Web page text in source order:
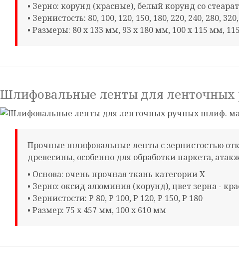
• Зерно: корунд (красные), белый корунд со
• Зернистость: 80, 100, 120, 150, 180, 220, 240, 280,
• Размеры: 80 х 133 мм, 93 х 180 мм, 100 х 115 мм,
Шлифовальные ленты для
Прочные шлифовальные ленты с зернистостью
древесины, особенно для обработки паркета,
• Основа: очень прочная ткань категории X
• Зерно: оксид алюминия (корунд), цвет зерна -
• Зернистости: Р 80, Р 100, Р 120, Р 150, Р 180
• Размер: 75 х 457 мм, 100 х 610 мм